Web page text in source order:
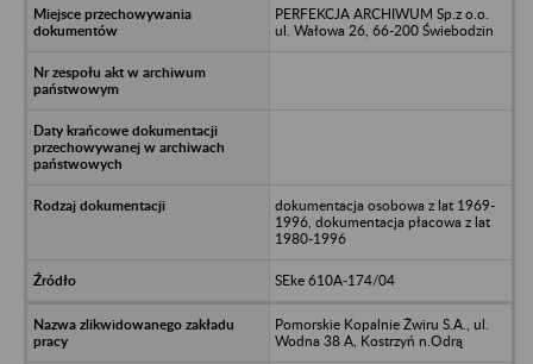
PERFEKCJA ARCHIWUM Sp.z o.o.
ul. Wałowa 26, 66-200 Świebodzin
dokumentacja osobowa z lat 1969-
1996, dokumentacja płacowa z lat
1980-1996
SEke 610A-174/04
Pomorskie Kopalnie Żwiru S.A., ul.
Wodna 38 A, Kostrzyń n.Odrą